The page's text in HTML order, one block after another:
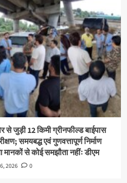
से जुड़ी 12 किमी ग्रीनफील्ड बाईपास
समयबद्ध एवं गुणवत्तापूर्ण निर्माण
से कोई समझौता नहींः डीएम
2026 0